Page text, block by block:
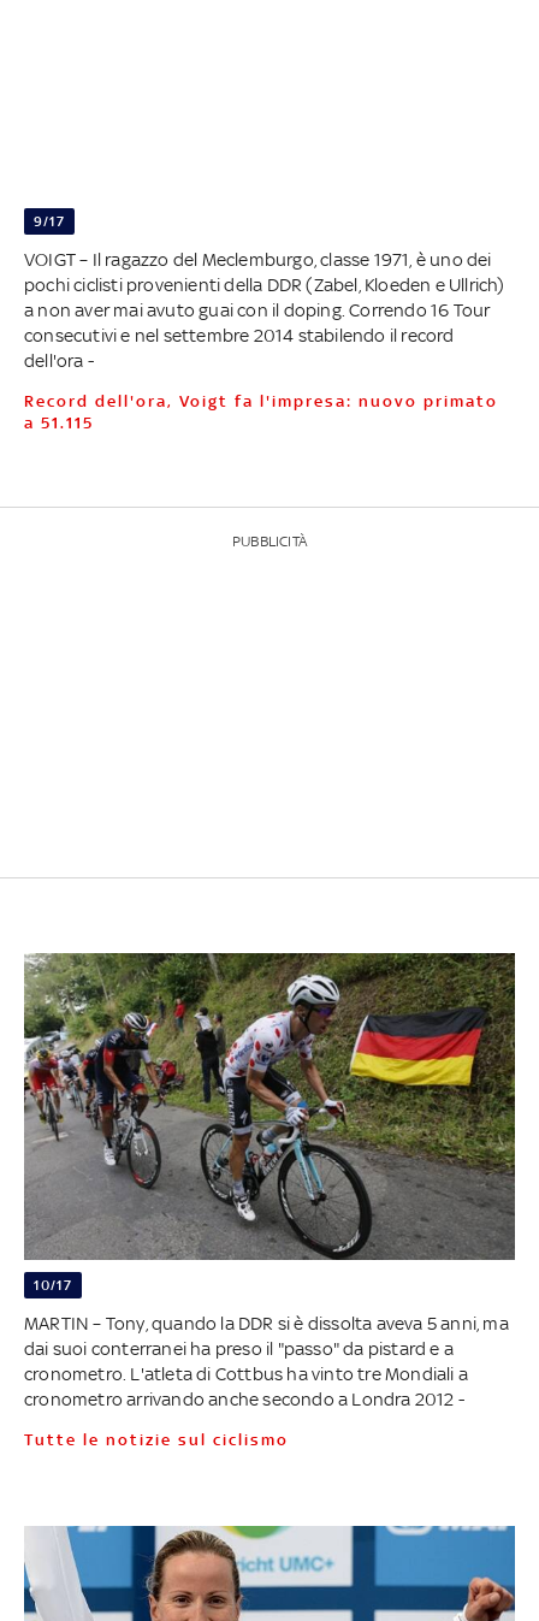
9/17
VOIGT – Il ragazzo del Meclemburgo, classe 1971, è uno dei
pochi ciclisti provenienti della DDR (Zabel, Kloeden e Ullrich)
a non aver mai avuto guai con il doping. Correndo 16 Tour
consecutivi e nel settembre 2014 stabilendo il record
dell'ora -
Record dell'ora, Voigt fa l'impresa: nuovo primato
a 51.115
PUBBLICITÀ
10/17
MARTIN – Tony, quando la DDR si è dissolta aveva 5 anni, ma
dai suoi conterranei ha preso il "passo" da pistard e a
cronometro. L'atleta di Cottbus ha vinto tre Mondiali a
cronometro arrivando anche secondo a Londra 2012 -
Tutte le notizie sul ciclismo